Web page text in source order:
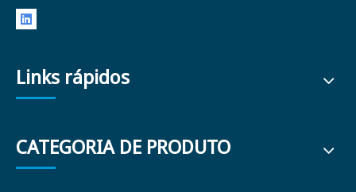
Links rápidos
CATEGORIA DE PRODUTO